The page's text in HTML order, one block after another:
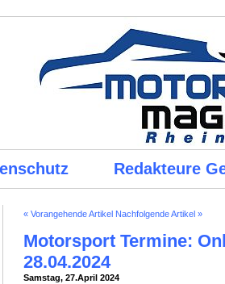
Redakteure
« Vorangehende Artikel Nachfolgende Artikel »
Motorsport Termine:
28.04.2024
Samstag, 27.April 2024